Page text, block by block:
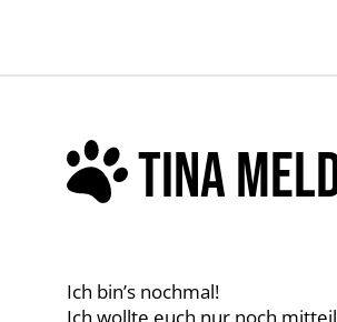
TINA
Ich bin’s nochmal!
Ich wollte euch nur noch